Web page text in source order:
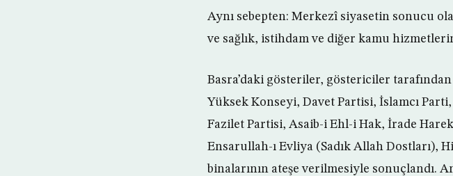
Aynı sebepten: Merkezî siyasetin sonucu
ve sağlık, istihdam ve diğer kamu
Basra’daki gösteriler, göstericiler
Yüksek Konseyi, Davet Partisi, İslamcı
Fazilet Partisi, Asaib-i Ehl-i Hak, İrade
Ensarullah-ı Evliya (Sadık Allah Dostları),
binalarının ateşe verilmesiyle sonuçlandı.